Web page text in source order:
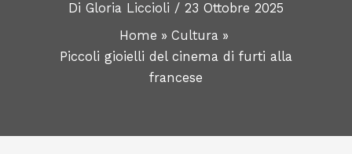
Di Gloria Liccioli / 23 Ottobre 2025
Home
Cultura
Piccoli gioielli del cinema di furti alla
francese